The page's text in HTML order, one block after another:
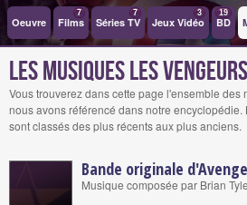
Oeuvre Films
7
Séries TV
7
Jeux Vidéo
3
BD
19
Les musiques Les
Vous trouverez dans cette page l'ensemble des
nous avons référencé dans notre
sont classés des plus récents aux plus anciens.
Bande originale
Musique composée par Brian